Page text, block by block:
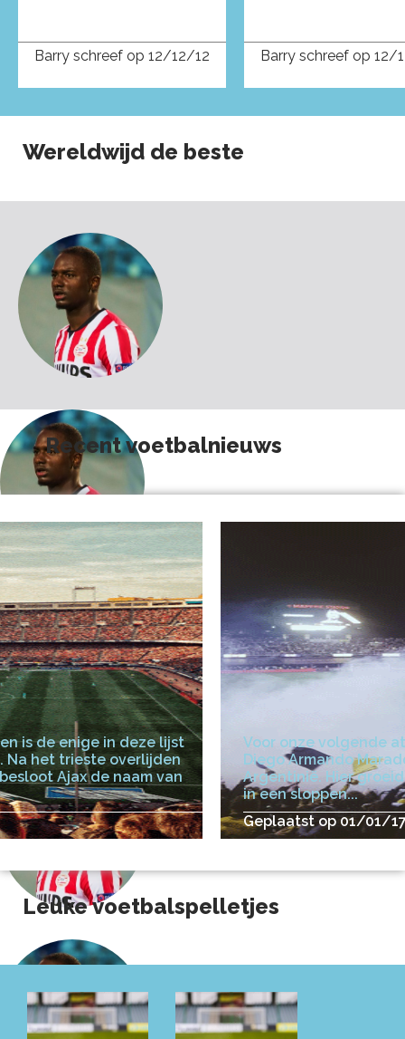
Barry schreef op 12/12/12 Barry schreef op 12/
Wereldwijd de beste
Recent voetbalnieuws
is de enige in deze lijst
Na het trieste overlijden
Ajax de naam van
Voor onze volgende
Diego Armando
Argentinië. Hier
in een sloppen...
Geplaatst op 01/01/
Leuke voetbalspelletjes